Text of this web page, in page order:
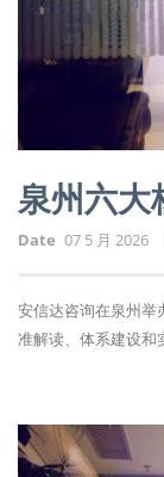
泉州六大
Date 07 5 月 2026
安信达咨询在泉州举
准解读、体系建设和